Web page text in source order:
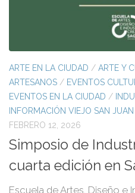
ARTE EN LA CIUDAD / ARTE Y
ARTESANOS / EVENTOS
EVENTOS EN LA CIUDAD /
INFORMACIÓN VIEJO SAN JUAN
FEBRERO 12, 2026
Simposio de
cuarta edición en
Escuela de Artes, Diseño e